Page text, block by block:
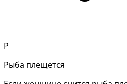
Р
Рыба плещется